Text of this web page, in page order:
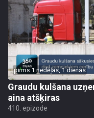
pirms 1 nedēļas, 1 dienas
Graudu kulšana
aina atšķiras
410. epizode